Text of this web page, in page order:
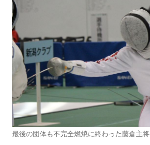
最後の団体も不完全燃焼に終わった藤倉主将